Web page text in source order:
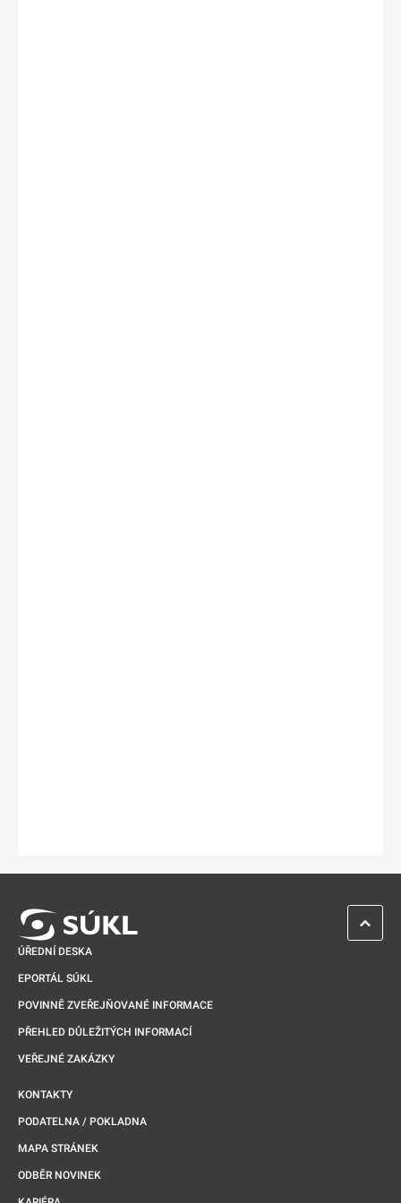
ÚŘEDNÍ DESKA
EPORTÁL SÚKL
POVINNĚ ZVEŘEJŇOVANÉ INFORMACE
PŘEHLED DŮLEŽITÝCH INFORMACÍ
VEŘEJNÉ ZAKÁZKY
KONTAKTY
PODATELNA / POKLADNA
MAPA STRÁNEK
ODBĚR NOVINEK
ZPĚT